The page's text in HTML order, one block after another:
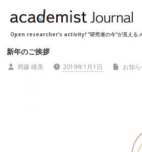
Open researcher’s activity! “研究者の今“が見える
新年のご挨拶
周藤 瞳美 2019年1月1日 お知